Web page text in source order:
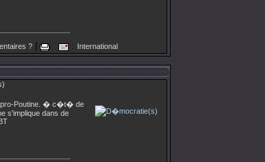
? : International
pro-Poutine. � c�t� de
s'implique dans de